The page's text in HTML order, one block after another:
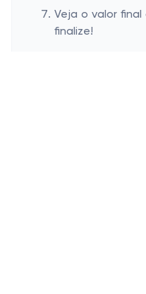
Veja o valor final
finalize!